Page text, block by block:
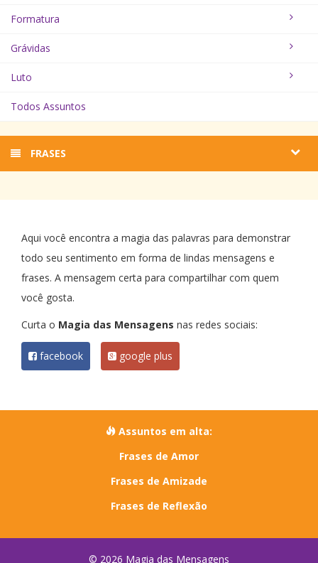
Formatura
Grávidas
Luto
Todos Assuntos
FRASES
Aqui você encontra a magia das palavras para demonstrar
todo seu sentimento em forma de lindas mensagens e
frases. A mensagem certa para compartilhar com quem
você gosta.
Curta o Magia das Mensagens nas redes sociais:
facebook google plus
Assuntos em alta:
Frases de Amor
Frases de Amizade
Frases de Reflexão
© 2026 Magia das Mensagens